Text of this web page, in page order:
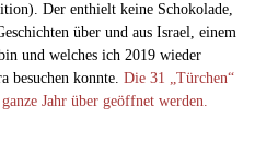
Der enthielt keine Schokolade,
über und aus Israel, einem
und welches ich 2019 wieder
besuchen konnte. Die 31 „Türchen“
Jahr über geöffnet werden.